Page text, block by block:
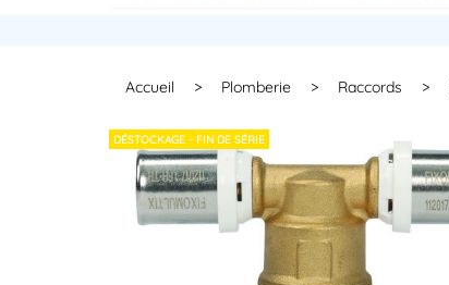
Accueil > Plomberie > Raccords >
DÉSTOCKAGE - FIN DE SÉRIE